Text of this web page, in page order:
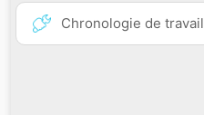
Chronologie de travail